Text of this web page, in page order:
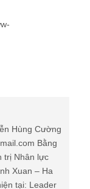
Hùng Cường
Bằng
trị Nhân lực
Xuan – Ha
tại: Leader